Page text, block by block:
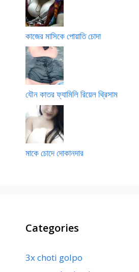
কাজের মাসিকে পোয়াতি চোদা
যৌন কাতর ফ্যামিলি রিয়েল থ্রিসাম
মাকে চোদে দোকানদার
Categories
3x choti golpo